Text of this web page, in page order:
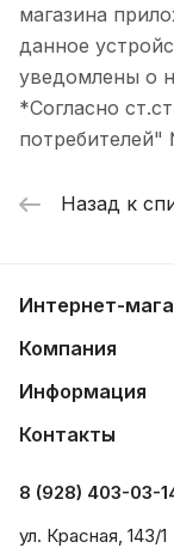
магазина
данное
уведомлены о
*Согласно
потребителей"
Назад к
Интернет-
Компания
Информация
Контакты
8 (928) 403-03-
ул. Красная, 143/1